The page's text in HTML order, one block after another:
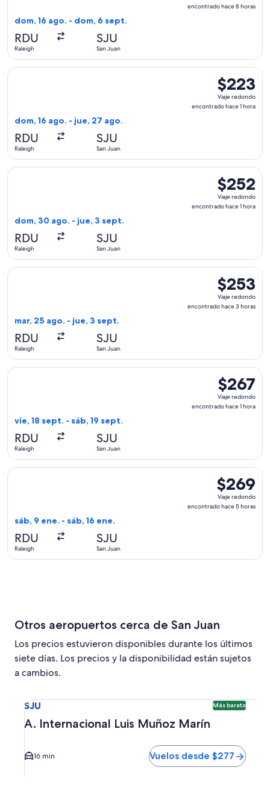
redondo,
encontrado hace 8 horas
dom, 16 ago. - dom, 6 sept.
RDU
Raleigh
SJU
San Juan
$223
Viaje
redondo,
$223
Viaje redondo
encontrado hace 1 hora
dom, 16 ago. - jue, 27 ago.
RDU
Raleigh
SJU
San Juan
Seleccionar vuelo de Frontier Airlines, con salida el dom,
$252
Viaje
redondo,
$252
Viaje redondo
encontrado hace 1 hora
dom, 30 ago. - jue, 3 sept.
RDU
Raleigh
SJU
San Juan
Seleccionar vuelo de JetBlue Airways, con salida el dom,
$253
Viaje
redondo,
$253
Viaje redondo
encontrado hace 3 horas
mar, 25 ago. - jue, 3 sept.
RDU
Raleigh
SJU
San Juan
Seleccionar vuelo de United, con salida el mar, 25 ago.
$267
Viaje
redondo,
$267
Viaje redondo
encontrado hace 1 hora
vie, 18 sept. - sáb, 19 sept.
RDU
Raleigh
SJU
San Juan
Seleccionar vuelo de Southwest Airlines, con salida el vie,
$269
Viaje
redondo,
$269
Viaje redondo
encontrado hace 5 horas
sáb, 9 ene. - sáb, 16 ene.
RDU
Raleigh
SJU
San Juan
Seleccionar vuelo de Delta, con salida el sáb, 9 ene. desde
Otros aeropuertos cerca de San Juan
Los precios estuvieron disponibles durante los últimos
siete días. Los precios y la disponibilidad están sujetos
a cambios.
SJU Más barato
A. Internacional Luis Muñoz Marín
16 min Vuelos desde $277